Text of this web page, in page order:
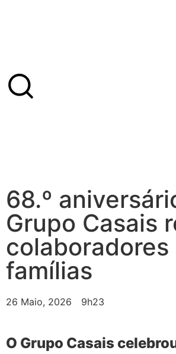
68.º
Grupo Casais
colaboradores
famílias
26 Maio, 2026 9h23
O Grupo Casais